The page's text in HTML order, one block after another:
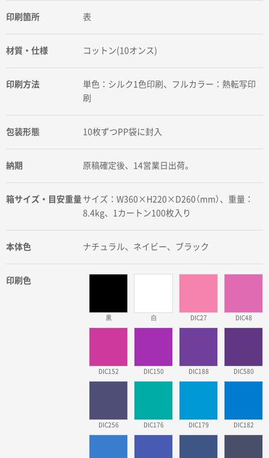
印刷箇所 表
材質・仕様 コットン(10オンス)
印刷方法
単色：シルク1色印刷、フルカラー：熱転写印
刷
包装形態 10枚ずつPP袋に封入
納期 原稿確定後、14営業日出荷。
箱サイズ・目安重量 サイズ：W360×H220×D260（mm）、重量：
8.4kg、1カートン100枚入り
本体色 ナチュラル、ネイビー、ブラック
印刷色
黒 白 DIC27 DIC48
DIC152 DIC150 DIC188 DIC580
DIC256 DIC176 DIC179 DIC182